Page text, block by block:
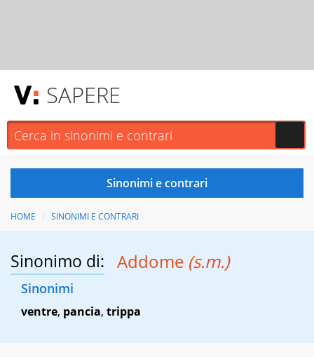
SAPERE
HOME SINONIMI E CONTRARI
Sinonimo di: Addome (s.m.)
Sinonimi
ventre, pancia, trippa